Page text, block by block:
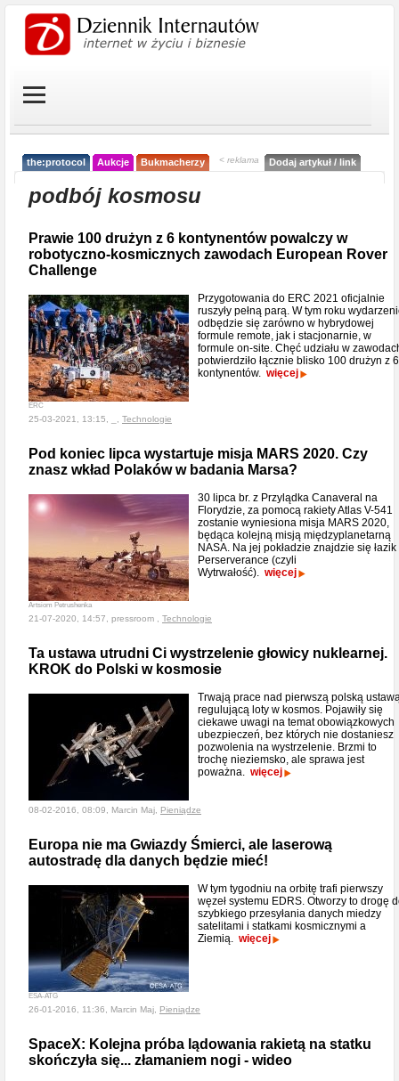
the:protocol Aukcje Bukmacherzy < reklama Dodaj artykuł / link
podbój kosmosu
Prawie 100 drużyn z 6 kontynentów powalczy w
robotyczno-kosmicznych zawodach European Rover
Challenge
ERC
Przygotowania do ERC 2021 oficjalnie
ruszyły pełną parą. W tym roku
odbędzie się zarówno w hybrydowej
formule remote, jak i stacjonarnie, w
formule on-site. Chęć udziału w
potwierdziło łącznie blisko 100 drużyn z 6
kontynentów. więcej
25-03-2021, 13:15, _, Technologie
Pod koniec lipca wystartuje misja MARS 2020. Czy
znasz wkład Polaków w badania Marsa?
Artsiom Petrushenka
30 lipca br. z Przylądka Canaveral na
Florydzie, za pomocą rakiety Atlas V-541
zostanie wyniesiona misja MARS 2020,
będąca kolejną misją międzyplanetarną
NASA. Na jej pokładzie znajdzie się łazik
Perserverance (czyli
Wytrwałość). więcej
21-07-2020, 14:57, pressroom , Technologie
Ta ustawa utrudni Ci wystrzelenie głowicy nuklearnej.
KROK do Polski w kosmosie
Trwają prace nad pierwszą polską
regulującą loty w kosmos. Pojawiły się
ciekawe uwagi na temat obowiązkowych
ubezpieczeń, bez których nie dostaniesz
pozwolenia na wystrzelenie. Brzmi to
trochę nieziemsko, ale sprawa jest
poważna. więcej
08-02-2016, 08:09, Marcin Maj, Pieniądze
Europa nie ma Gwiazdy Śmierci, ale laserową
autostradę dla danych będzie mieć!
ESA-ATG
W tym tygodniu na orbitę trafi pierwszy
węzeł systemu EDRS. Otworzy to drogę
szybkiego przesyłania danych miedzy
satelitami i statkami kosmicznymi a
Ziemią. więcej
26-01-2016, 11:36, Marcin Maj, Pieniądze
SpaceX: Kolejna próba lądowania rakietą na statku
skończyła się... złamaniem nogi - wideo